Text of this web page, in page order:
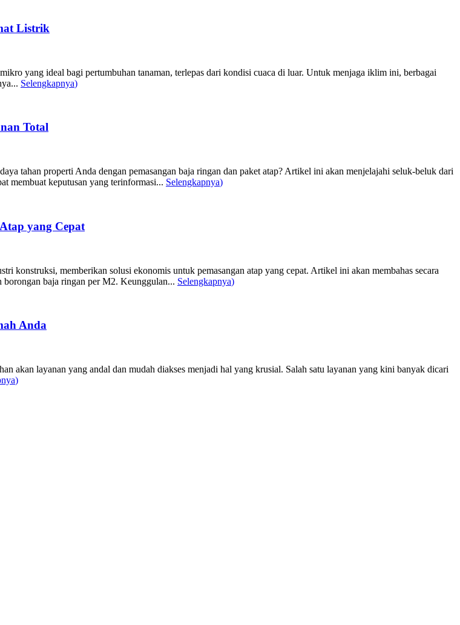
Listrik
yang ideal bagi pertumbuhan tanaman, terlepas dari kondisi cuaca di luar. Untuk menjaga iklim ini, berbagai
Selengkapnya)
Total
tahan properti Anda dengan pemasangan baja ringan dan paket atap? Artikel ini akan menjelajahi seluk-beluk dari
membuat keputusan yang terinformasi... Selengkapnya)
yang Cepat
konstruksi, memberikan solusi ekonomis untuk pemasangan atap yang cepat. Artikel ini akan membahas secara
borongan baja ringan per M2. Keunggulan... Selengkapnya)
Anda
akan layanan yang andal dan mudah diakses menjadi hal yang krusial. Salah satu layanan yang kini banyak dicari
)